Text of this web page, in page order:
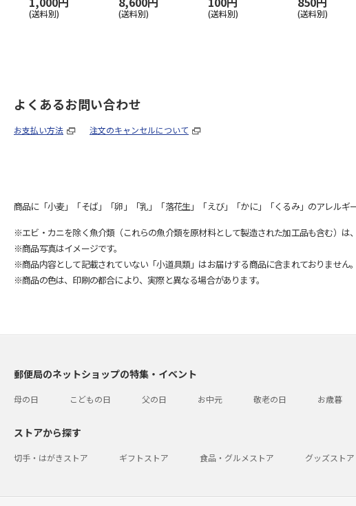
(送料別) (送料別) (送料別) (送料別)
よくあるお問い合わせ
お支払い方法 注文のキャンセルについて
商品に「小麦」「そば」「卵」「乳」「落花生」「えび」「かに」「くるみ」のアレルギ
※エビ・カニを除く魚介類（これらの魚介類を原材料として製造された加工品も含む）は
※商品写真はイメージです。
※商品内容として記載されていない「小道具類」はお届けする商品に含まれておりません。
※商品の色は、印刷の都合により、実際と異なる場合があります。
郵便局のネットショップの特集・イベント
母の日 こどもの日 父の日 お中元 敬老の日 お歳暮
ストアから探す
切手・はがきストア ギフトストア 食品・グルメストア グッズストア